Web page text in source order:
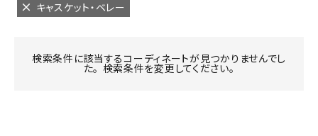
CATEGORY
キャスケット・ベレー
検索条件に該当するコーディネートが見つかりませんでし
た。 検索条件を変更してください。